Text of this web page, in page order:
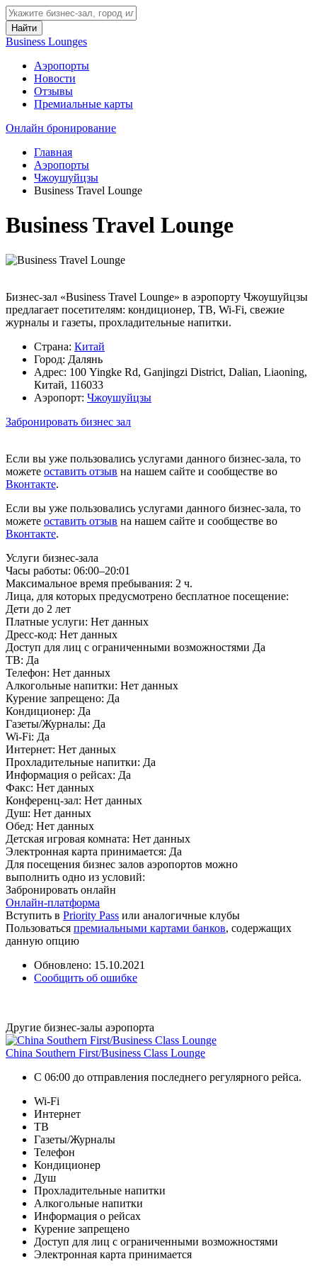
Найти
Business Lounges
Аэропорты
Новости
Отзывы
Премиальные карты
Онлайн бронирование
Главная
Аэропорты
Чжоушуйцзы
Business Travel Lounge
Business Travel Lounge
Бизнес-зал «Business Travel Lounge» в аэропорту Чжоушуйцзы
предлагает посетителям: кондиционер, ТВ, Wi-Fi, свежие
журналы и газеты, прохладительные напитки.
Страна: Китай
Город: Далянь
Адрес: 100 Yingke Rd, Ganjingzi District, Dalian, Liaoning,
Китай, 116033
Аэропорт: Чжоушуйцзы
Забронировать бизнес зал
Если вы уже пользовались услугами данного бизнес-зала, то
можете оставить отзыв на нашем сайте и сообществе во
Вконтакте.
Если вы уже пользовались услугами данного бизнес-зала, то
можете оставить отзыв на нашем сайте и сообществе во
Вконтакте.
Услуги бизнес-зала
Часы работы: 06:00–20:01
Максимальное время пребывания: 2 ч.
Лица, для которых предусмотрено бесплатное посещение:
Дети до 2 лет
Платные услуги: Нет данных
Дресс-код: Нет данных
Доступ для лиц с ограниченными возможностями Да
ТВ: Да
Телефон: Нет данных
Алкогольные напитки: Нет данных
Курение запрещено: Да
Кондиционер: Да
Газеты/Журналы: Да
Wi-Fi: Да
Интернет: Нет данных
Прохладительные напитки: Да
Информация о рейсах: Да
Факс: Нет данных
Конференц-зал: Нет данных
Душ: Нет данных
Обед: Нет данных
Детская игровая комната: Нет данных
Электронная карта принимается: Да
Для посещения бизнес залов аэропортов можно
выполнить одно из условий:
Забронировать онлайн
Онлайн-платформа
Вступить в Priority Pass или аналогичные клубы
Пользоваться премиальными картами банков, содержащих
данную опцию
Обновлено: 15.10.2021
Сообщить об ошибке
Другие бизнес-залы аэропорта
China Southern First/Business Class Lounge
С 06:00 до отправления последнего регулярного рейса.
Wi-Fi
Интернет
ТВ
Газеты/Журналы
Телефон
Кондиционер
Душ
Прохладительные напитки
Алкогольные напитки
Информация о рейсах
Курение запрещено
Доступ для лиц с ограниченными возможностями
Электронная карта принимается